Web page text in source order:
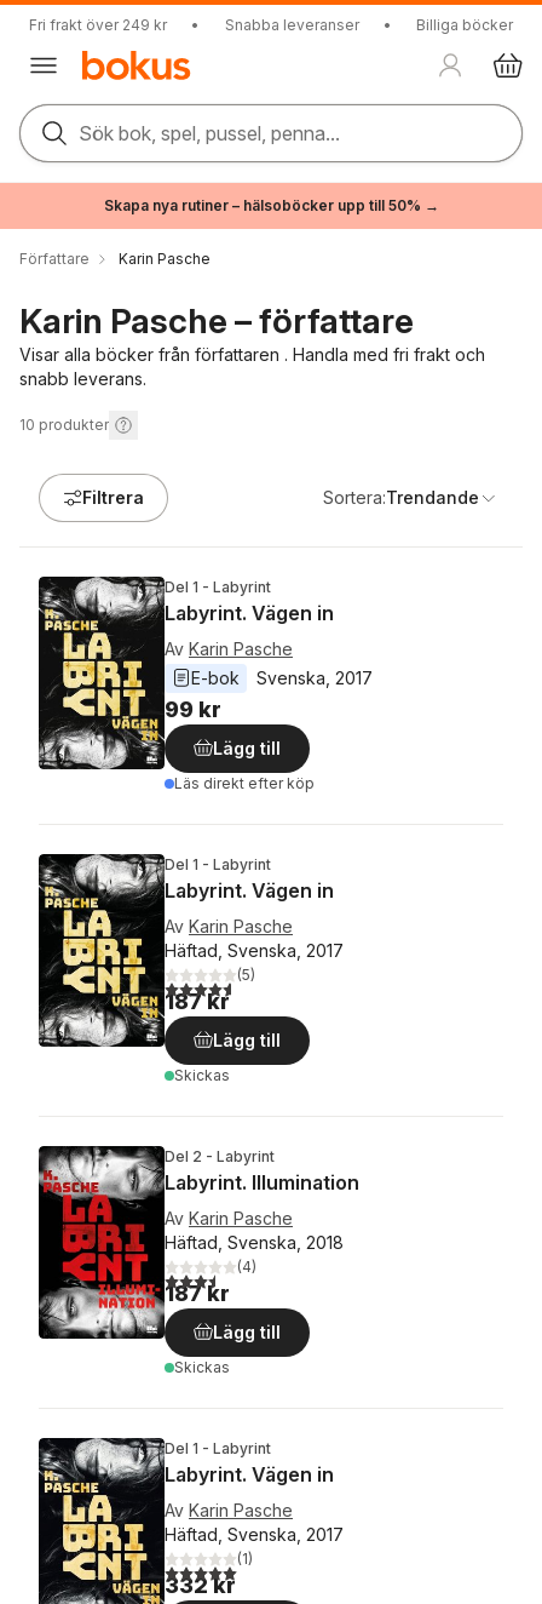
Fri frakt över 249 kr • Snabba leveranser • Billiga böcker
Sök bok, spel, pussel, penna...
Skapa nya rutiner – hälsoböcker upp till 50% →
Författare Karin Pasche
Karin Pasche – författare
Visar alla böcker från författaren . Handla med fri frakt och
snabb leverans.
10 produkter
Filtrera Sortera:Trendande
Del 1 - Labyrint
Labyrint. Vägen in
Av Karin Pasche
E-bok
Svenska 2017
99 kr
Lägg till
Läs direkt efter köp
Del 1 - Labyrint
Labyrint. Vägen in
Av Karin Pasche
Häftad, Svenska, 2017
4,6utav 5 stjärnor. Totalt antal röster:
(5)
187 kr
Lägg till
Skickas
Del 2 - Labyrint
Labyrint. Illumination
Av Karin Pasche
Häftad, Svenska, 2018
3,5utav 5 stjärnor. Totalt antal röster:
(4)
187 kr
Lägg till
Skickas
Del 1 - Labyrint
Labyrint. Vägen in
Av Karin Pasche
Häftad, Svenska, 2017
5,0utav 5 stjärnor. Totalt antal röster:
(1)
332 kr